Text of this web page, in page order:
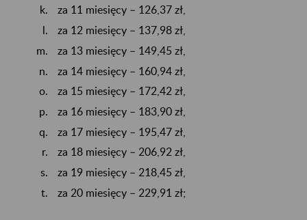
za 11 miesięcy – 126,37 zł,
za 12 miesięcy – 137,98 zł,
za 13 miesięcy – 149,45 zł,
za 14 miesięcy – 160,94 zł,
za 15 miesięcy – 172,42 zł,
za 16 miesięcy – 183,90 zł,
za 17 miesięcy – 195,47 zł,
za 18 miesięcy – 206,92 zł,
za 19 miesięcy – 218,45 zł,
za 20 miesięcy – 229,91 zł;